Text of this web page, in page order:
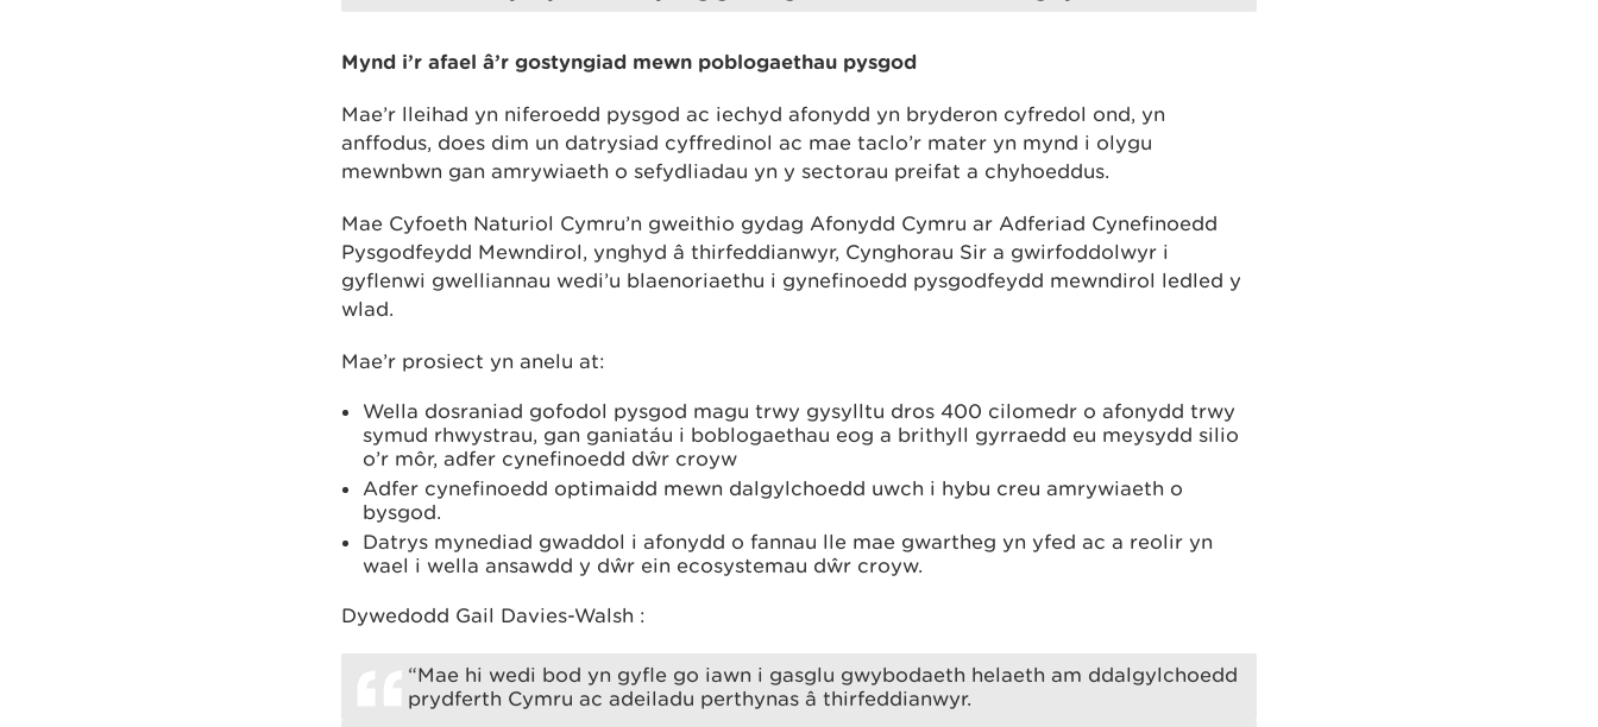
Mynd i’r afael â’r gostyngiad mewn poblogaethau pysgod
Mae’r lleihad yn niferoedd pysgod ac iechyd afonydd yn bryderon cyfredol ond, yn
anffodus, does dim un datrysiad cyffredinol ac mae taclo’r mater yn mynd i olygu
mewnbwn gan amrywiaeth o sefydliadau yn y sectorau preifat a chyhoeddus.
Mae Cyfoeth Naturiol Cymru’n gweithio gydag Afonydd Cymru ar Adferiad Cynefinoedd
Pysgodfeydd Mewndirol, ynghyd â thirfeddianwyr, Cynghorau Sir a gwirfoddolwyr i
gyflenwi gwelliannau wedi’u blaenoriaethu i gynefinoedd pysgodfeydd mewndirol ledled y
wlad.
Mae’r prosiect yn anelu at:
Wella dosraniad gofodol pysgod magu trwy gysylltu dros 400 cilomedr o afonydd trwy
symud rhwystrau, gan ganiatáu i boblogaethau eog a brithyll gyrraedd eu meysydd silio
o’r môr, adfer cynefinoedd dŵr croyw
Adfer cynefinoedd optimaidd mewn dalgylchoedd uwch i hybu creu amrywiaeth o
bysgod.
Datrys mynediad gwaddol i afonydd o fannau lle mae gwartheg yn yfed ac a reolir yn
wael i wella ansawdd y dŵr ein ecosystemau dŵr croyw.
Dywedodd Gail Davies-Walsh :
“Mae hi wedi bod yn gyfle go iawn i gasglu gwybodaeth helaeth am ddalgylchoedd
prydferth Cymru ac adeiladu perthynas â thirfeddianwyr.